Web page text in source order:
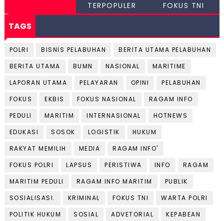
TERPOPULER FOKUS TNI
TAGS
POLRI BISNIS PELABUHAN
BERITA UTAMA PELABUHAN
BERITA UTAMA
BUMN NASIONAL
MARITIME
LAPORAN UTAMA
PELAYARAN OPINI
PELABUHAN
FOKUS
EKBIS FOKUS NASIONAL
RAGAM INFO
PEDULI
MARITIM INTERNASIONAL
HOTNEWS
EDUKASI
SOSOK LOGISTIK
HUKUM
RAKYAT MEMILIH
MEDIA
RAGAM INFO'
FOKUS POLRI
LAPSUS PERISTIWA INFO
RAGAM
MARITIM PEDULI
RAGAM INFO MARITIM
PUBLIK
SOSIALISASI.
KRIMINAL FOKUS TNI
WARTA POLRI
POLITIK HUKUM
SOSIAL ADVETORIAL
KEPABEAN